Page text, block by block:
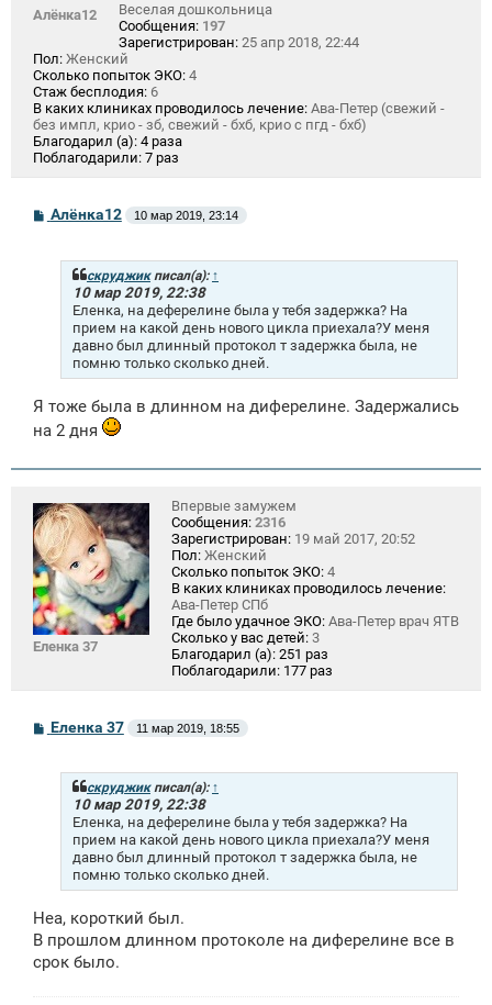
Алёнка12
Веселая дошкольница
Сообщения: 197
Зарегистрирован: 25 апр 2018, 22:44
Пол: Женский
Сколько попыток ЭКО: 4
Стаж бесплодия: 6
В каких клиниках проводилось лечение: Ава-Петер (свежий -
без импл, крио - зб, свежий - бхб, крио с пгд - бхб)
Благодарил (а): 4 раза
Поблагодарили: 7 раз
С
Алёнка12 10 мар 2019, 23:14
скруджикписал(а): ↑
10 мар 2019, 22:38
Еленка, на деферелине была у тебя задержка? На
прием на какой день нового цикла приехала?У меня
давно был длинный протокол т задержка была, не
помню только сколько дней.
Я тоже была в длинном на диферелине. Задержались
на 2 дня
Еленка 37
Впервые замужем
Сообщения: 2316
Зарегистрирован: 19 май 2017, 20:52
Пол: Женский
Сколько попыток ЭКО: 4
В каких клиниках проводилось лечение:
Ава-Петер СПб
Где было удачное ЭКО: Ава-Петер врач ЯТВ
Сколько у вас детей: 3
Благодарил (а): 251 раз
Поблагодарили: 177 раз
С
о
Еленка 37 11 мар 2019, 18:55
скруджикписал(а): ↑
10 мар 2019, 22:38
Еленка, на деферелине была у тебя задержка? На
прием на какой день нового цикла приехала?У меня
давно был длинный протокол т задержка была, не
помню только сколько дней.
Неа, короткий был.
В прошлом длинном протоколе на диферелине все в
срок было.